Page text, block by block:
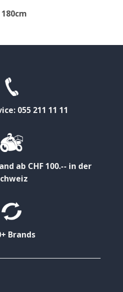
055 211 11 11
ab CHF 100.-- in der
Brands